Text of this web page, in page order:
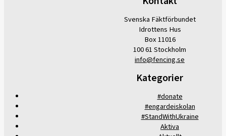
Svenska Fäktförbundet
Idrottens Hus
Box 11016
100 61 Stockholm
info@fencing.se
Kategorier
#donate
#engardeiskolan
#StandWithUkraine
Aktiva